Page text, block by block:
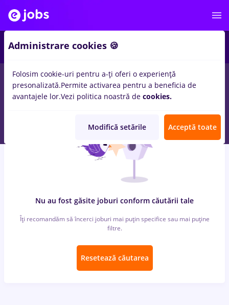
locuri de muncacu salarii vopsitor, Part timein
pentruStudentinConstructii / Instalatii
Nu au fost găsite joburi conform căutării tale
Îți recomandăm să încerci joburi mai puțin specifice sau mai puține
filtre.
Resetează căutarea
Administrare cookies 🍪
Folosim cookie-uri pentru a-ți oferi o experiență
presonalizată.Permite activarea pentru a beneficia de
avantajele lor.Vezi politica noastră de cookies.
Modifică setările Acceptă toate